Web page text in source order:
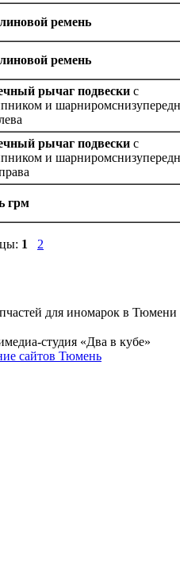
ремень
ремень
рычаг подвески с
и
рычаг подвески с
и
грм
1 2
для иномарок в Тюмени
студия «Два в кубе»
сайтов Тюмень